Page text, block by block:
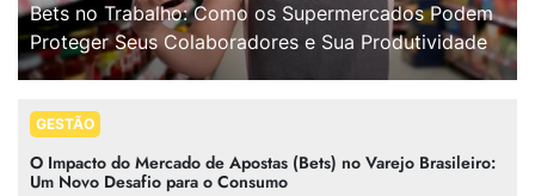
Bets no Trabalho: Como os Supermercados Podem
Proteger Seus Colaboradores e Sua Produtividade
GESTÃO
O Impacto do Mercado de Apostas (Bets) no Varejo Brasileiro:
Um Novo Desafio para o Consumo